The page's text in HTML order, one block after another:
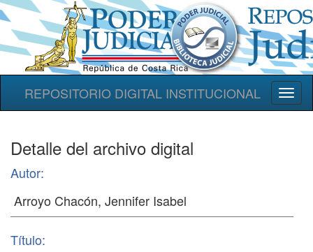
REPOSITORIO DIGITAL INSTITUCIONAL
Detalle del archivo digital
Autor:
Título: